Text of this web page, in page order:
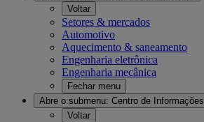
Voltar
Setores & mercados
Automotivo
Aquecimento & saneamento
Engenharia eletrônica
Engenharia mecânica
Fechar menu
Abre o submenu: Centro de Informações
Voltar